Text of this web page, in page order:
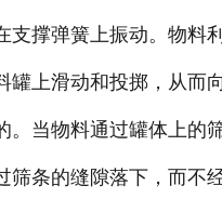
支撑弹簧上振动。物料
罐上滑动和投掷，从而
。当物料通过罐体上的
筛条的缝隙落下，而不